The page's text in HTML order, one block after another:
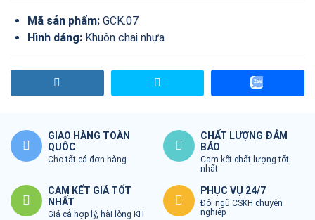
Mã sản phẩm: GCK.07
Hình dáng: Khuôn chai nhựa
GIAO HÀNG TOÀN
QUỐC
Cho tất cả đơn hàng
CHẤT LƯỢNG ĐẢM
BẢO
Cam kết chất lượng tốt
nhất
CAM KẾT GIÁ TỐT
NHẤT
Giá cả hợp lý, hài lòng KH
PHỤC VỤ 24/7
Đội ngũ CSKH chuyên
nghiệp